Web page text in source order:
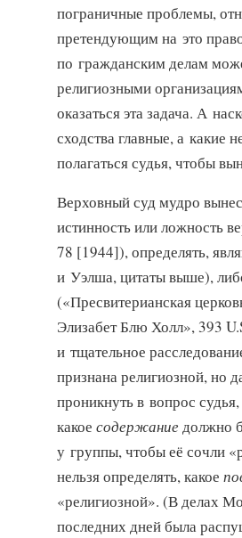
пограничные проблемы,
претендующим на это
по гражданским делам
религиозными
оказаться эта задача. А
сходства главные, а какие
полагаться судья, чтобы
Верховный суд мудро
истинность или ложность
78 [1944]), определять,
и Уэлша, цитаты выше),
(«Пресвитерианская
Элизабет Блю Холл», 393
и тщательное
признана религиозной, но
проникнуть в вопрос
какое содержание должно
у группы, чтобы её сочли
нельзя определять, какое
«религиозной». (В делах
последних дней была